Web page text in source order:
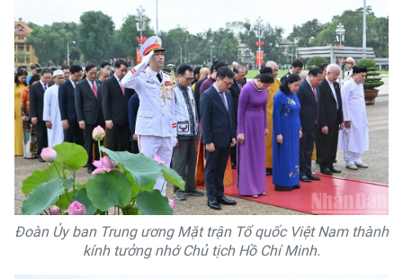
Đoàn Ủy ban Trung ương Mặt trận Tổ quốc Việt Nam thành
kính tưởng nhớ Chủ tịch Hồ Chí Minh.